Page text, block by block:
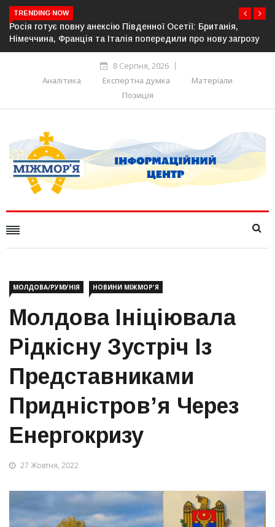
TRENDING NOW
загрозу
Естонія посилює кордон із Росією:
прикордонної інфраструктури
8 Серпня, 2026
Аналітика
Експертна думка
Матеріали
Позиція
МОЛДОВА/РУМУНІЯ НОВИНИ МІЖМОР'Я
Молдова Ініціювала
Рідкісну Зустріч Із
Представниками
Придністров’я Через
Енергокризу
27 Жовтня, 2022